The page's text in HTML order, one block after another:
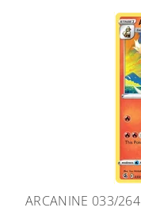
ARCANINE 033/264